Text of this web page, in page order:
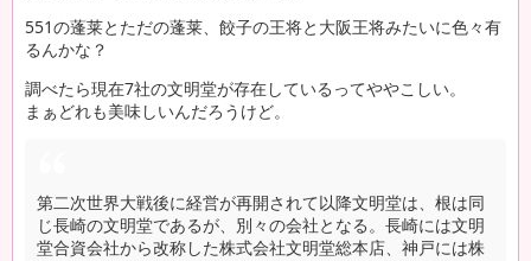
551の蓬莱とただの蓬莱、餃子の王将と大阪王将みたいに色々有
るんかな？
調べたら現在7社の文明堂が存在しているってややこしい。
まぁどれも美味しいんだろうけど。
第二次世界大戦後に経営が再開されて以降文明堂は、根は同
じ長崎の文明堂であるが、別々の会社となる。長崎には文明
堂合資会社から改称した株式会社文明堂総本店、神戸には株